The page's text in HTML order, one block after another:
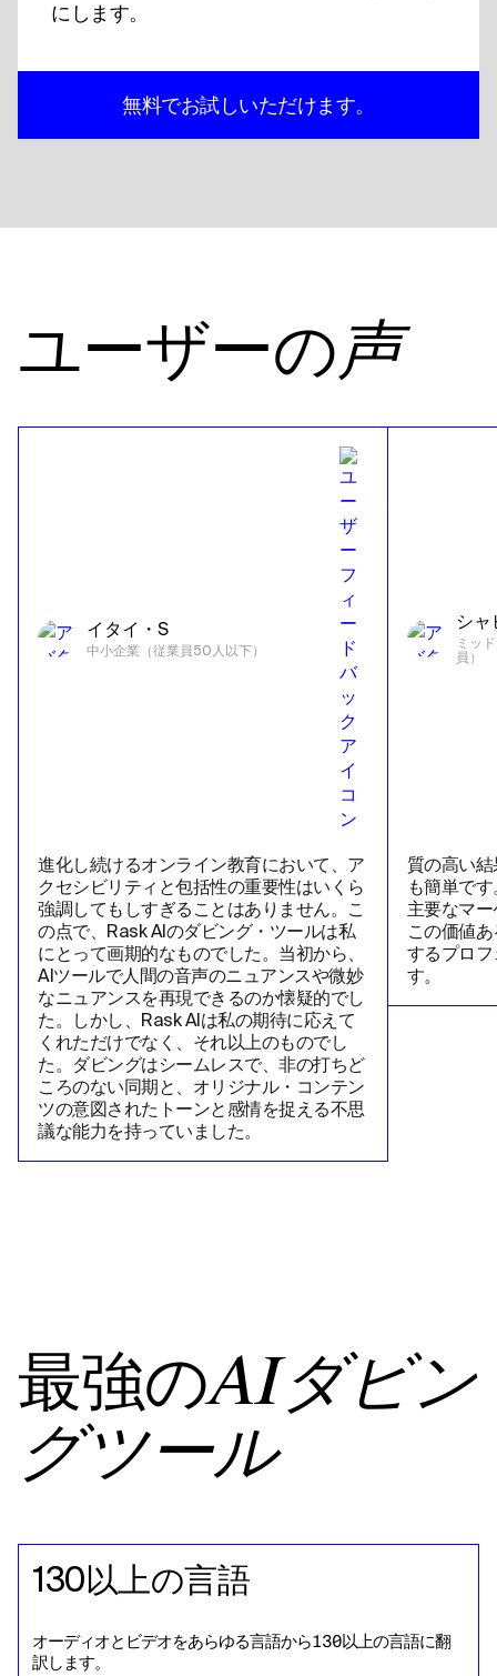
にします。
無料でお試しいただけます。
ユーザーの声
イタイ・S
中小企業（従業員50人以下）
進化し続けるオンライン教育において、ア
クセシビリティと包括性の重要性はいくら
強調してもしすぎることはありません。こ
の点で、Rask AIのダビング・ツールは私
にとって画期的なものでした。当初から、
AIツールで人間の音声のニュアンスや微妙
なニュアンスを再現できるのか懐疑的でし
た。しかし、Rask AIは私の期待に応えて
くれただけでなく、それ以上のものでし
た。ダビングはシームレスで、非の打ちど
ころのない同期と、オリジナル・コンテン
ツの意図されたトーンと感情を捉える不思
議な能力を持っていました。
シャ
ミッ
員）
質の高い
も簡単で
主要なマ
この価値
するプロ
す。
最強のAIダビン
グツール
130以上の言語
オーディオとビデオをあらゆる言語から130以上の言語に翻
訳します。